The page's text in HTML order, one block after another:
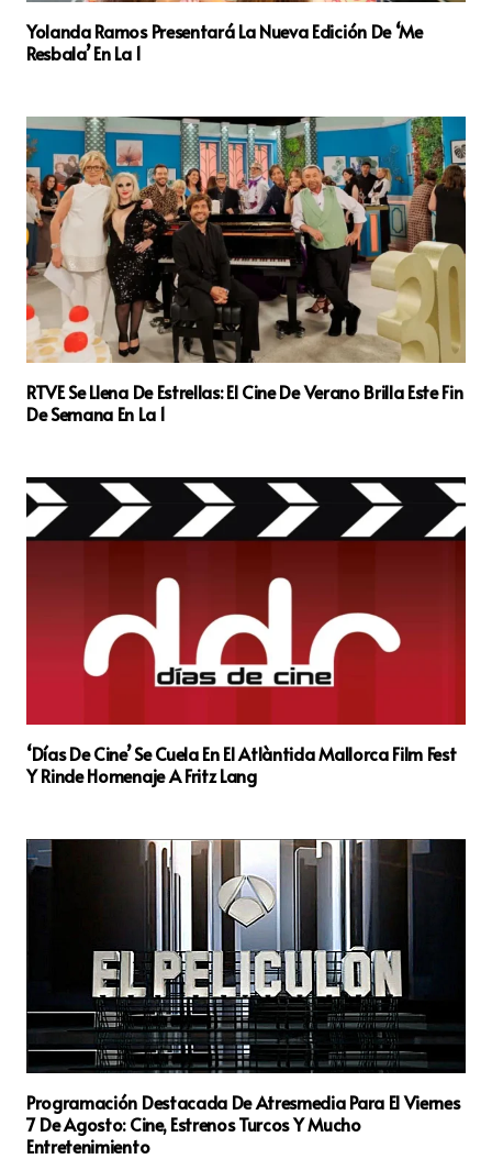
Yolanda Ramos Presentará La Nueva Edición De ‘Me
Resbala’ En La 1
RTVE Se Llena De Estrellas: El Cine De Verano Brilla Este Fin
De Semana En La 1
‘Días De Cine’ Se Cuela En El Atlàntida Mallorca Film Fest
Y Rinde Homenaje A Fritz Lang
Programación Destacada De Atresmedia Para El Viernes
7 De Agosto: Cine, Estrenos Turcos Y Mucho
Entretenimiento